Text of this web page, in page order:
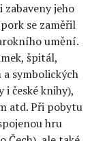
jeho
se zaměřil
umění.
špitál,
a symbolických
české knihy),
atd. Při pobytu
hru